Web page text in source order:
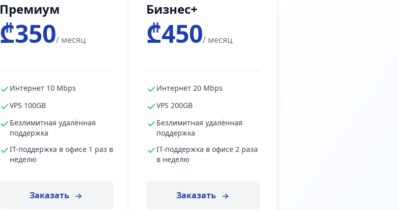
Премиум
₾350/ месяц
Интернет 10 Mbps
VPS 100GB
Безлимитная удалённая
поддержка
IT-поддержка в офисе 1 раз в
неделю
Заказать
Бизнес+
₾450/ месяц
Интернет 20 Mbps
VPS 200GB
Безлимитная удалённая
поддержка
IT-поддержка в офисе 2 раза
в неделю
Заказать